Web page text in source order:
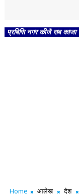
नगर कीजै सब काजा । हृदय
Home आलेख देश